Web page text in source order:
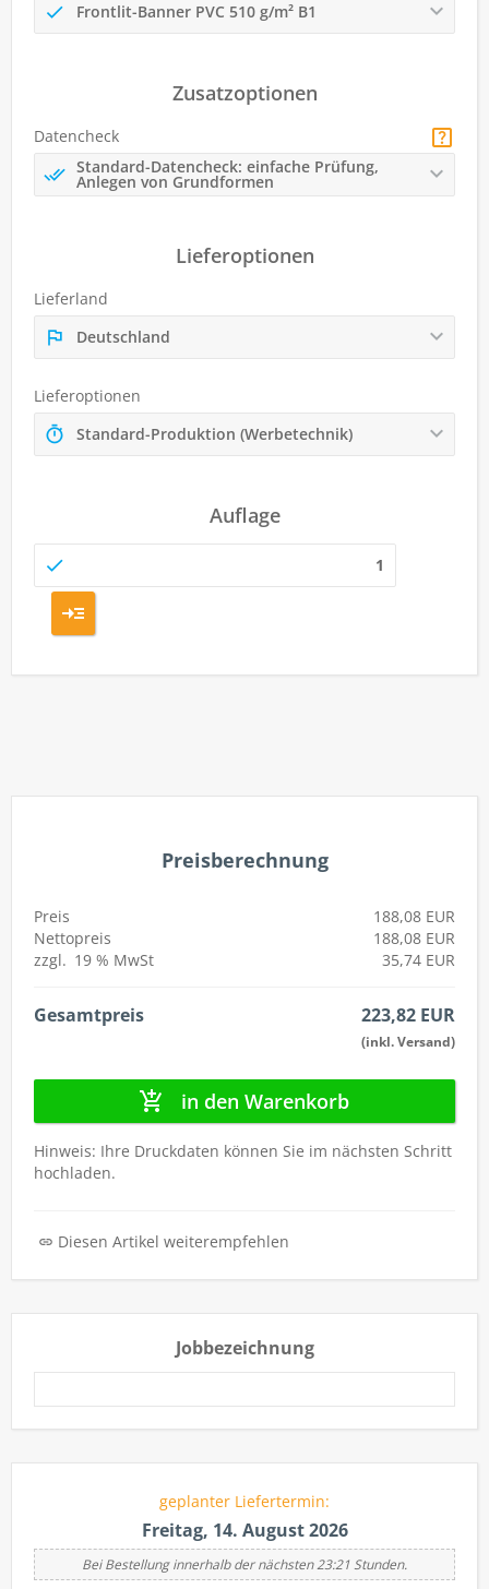
Frontlit-Banner PVC 510 g/m² B1
Zusatzoptionen
Datencheck
Standard-Datencheck: einfache Prüfung,
Anlegen von Grundformen
Lieferoptionen
Lieferland
Deutschland
Lieferoptionen
Standard-Produktion (Werbetechnik)
Auflage
Preisberechnung
Preis
188,08 EUR
Nettopreis
188,08 EUR
zzgl. 19 % MwSt 35,74 EUR
Gesamtpreis 223,82 EUR
(inkl. Versand)
in den Warenkorb
Hinweis: Ihre Druckdaten können Sie im nächsten Schritt
hochladen.
Diesen Artikel weiterempfehlen
Jobbezeichnung
geplanter Liefertermin:
Freitag, 14. August 2026
Bei Bestellung innerhalb der nächsten 23:21 Stunden.